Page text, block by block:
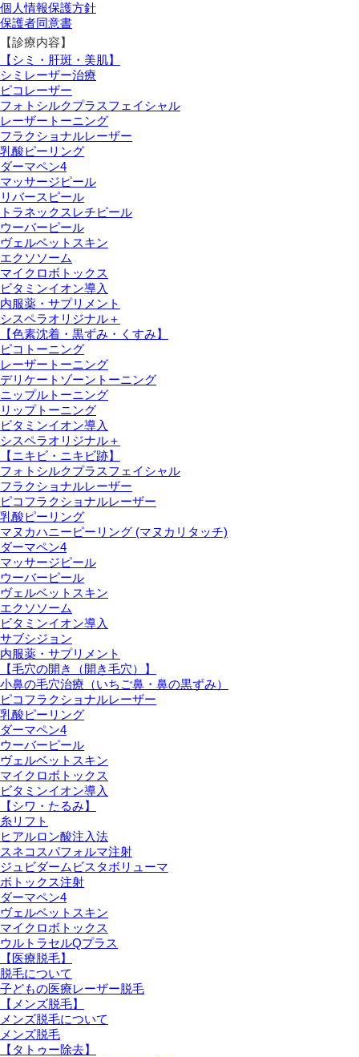
個人情報保護方針
保護者同意書
【診療内容】
【シミ・肝斑・美肌】
シミレーザー治療
ピコレーザー
フォトシルクプラスフェイシャル
レーザートーニング
フラクショナルレーザー
乳酸ピーリング
ダーマペン4
マッサージピール
リバースピール
トラネックスレチピール
ウーバーピール
ヴェルベットスキン
エクソソーム
マイクロボトックス
ビタミンイオン導入
内服薬・サプリメント
シスペラオリジナル＋
【色素沈着・黒ずみ・くすみ】
ピコトーニング
レーザートーニング
デリケートゾーントーニング
ニップルトーニング
リップトーニング
ビタミンイオン導入
シスペラオリジナル＋
【ニキビ・ニキビ跡】
フォトシルクプラスフェイシャル
フラクショナルレーザー
ピコフラクショナルレーザー
乳酸ピーリング
マヌカハニーピーリング (マヌカリタッチ)
ダーマペン4
マッサージピール
ウーバーピール
ヴェルベットスキン
エクソソーム
ビタミンイオン導入
サブシジョン
内服薬・サプリメント
【毛穴の開き（開き毛穴）】
小鼻の毛穴治療（いちご鼻・鼻の黒ずみ）
ピコフラクショナルレーザー
乳酸ピーリング
ダーマペン4
ウーバーピール
ヴェルベットスキン
マイクロボトックス
ビタミンイオン導入
【シワ・たるみ】
糸リフト
ヒアルロン酸注入法
スネコスパフォルマ注射
ジュビダームビスタボリューマ
ボトックス注射
ダーマペン4
ヴェルベットスキン
マイクロボトックス
ウルトラセルQプラス
【医療脱毛】
脱毛について
子どもの医療レーザー脱毛
【メンズ脱毛】
メンズ脱毛について
メンズ脱毛
【タトゥー除去】